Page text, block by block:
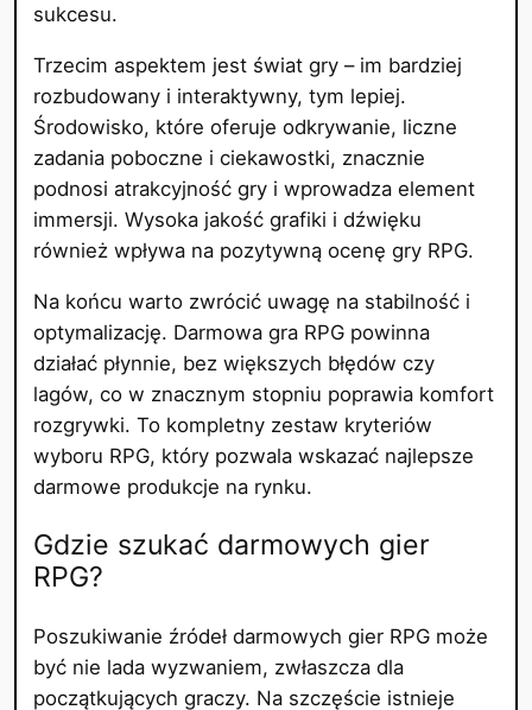
sukcesu.
Trzecim aspektem jest świat gry – im bardziej
rozbudowany i interaktywny, tym lepiej.
Środowisko, które oferuje odkrywanie, liczne
zadania poboczne i ciekawostki, znacznie
podnosi atrakcyjność gry i wprowadza element
immersji. Wysoka jakość grafiki i dźwięku
również wpływa na pozytywną ocenę gry RPG.
Na końcu warto zwrócić uwagę na stabilność i
optymalizację. Darmowa gra RPG powinna
działać płynnie, bez większych błędów czy
lagów, co w znacznym stopniu poprawia komfort
rozgrywki. To kompletny zestaw kryteriów
wyboru RPG, który pozwala wskazać najlepsze
darmowe produkcje na rynku.
Gdzie szukać darmowych gier
RPG?
Poszukiwanie źródeł darmowych gier RPG może
być nie lada wyzwaniem, zwłaszcza dla
początkujących graczy. Na szczęście istnieje